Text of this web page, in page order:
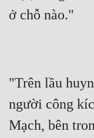
ở chỗ nào."
"Trên lầu
người công
Mạch, bên